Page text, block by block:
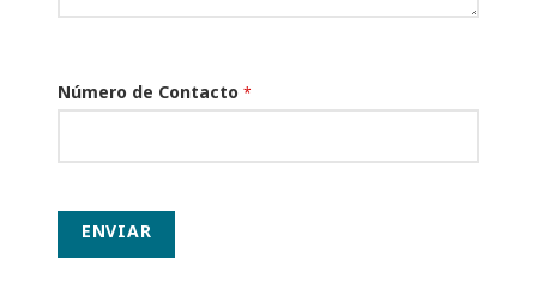
Número de Contacto *
ENVIAR